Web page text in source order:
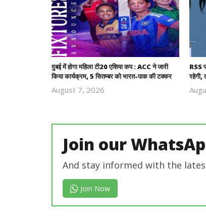
दुबई में होगा महिला टी20 एशिया कप : ACC ने जारी
किया कार्यक्रम, 5 सितम्बर को भारत-पाक की टक्कर
August 7, 2026
RSS
रहेगी,
Join our
And stay informed with the
Join Now